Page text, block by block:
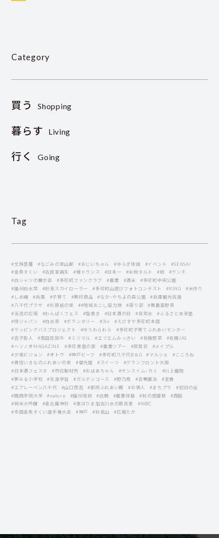
Category
買う Shopping
暮らす Living
行く Going
Tag
#文殊菩薩 #なごみの里山都 #おじいちゃん #ゆらぎ体操 #イベント
#SENSAI
#金魚すくい
#古民家再生 #縁トランス #日本一 #米粉タルト #紡
#ランチ
#白シャツの展示会
#多可町ファンクラブ #農業 #酒米
#多可町中央公園
#播州白水菜
#妙見スカイローラー #多可町山遊びフォトコンテスト #KING
#米作り
#しめ縄
#兵庫 #子育て #無印良品 #なか・やちよの森公園
#兵庫観光百選
#八千代プラザ
#杉原紙の里 ##地域おこし協力隊 #語り部
#無農薬野菜
#渓流の広場
#わんぱくフェス #塩焼き #日本酒の日 #百年水
#ふるさと未来塾
#侍ジャパン
#白水菜 #ボランタリー #3ix
#えびすや多可町本店
#ラッピングバスプロジェクト
#ゆうわらわら
#多可町子育てふれあいセンター
#吉子彰人
#黒田庄和牛 #ミツマル #エフエムみっきい #有機野菜
#有機JAS
#ヘソノオMAGAZINE
#多可青雲の家 #農業ツアー #年賀状
#メイプル
#夕張ビジョン
#オトウ #神戸ビーフ #多可町八千代B＆G #マルシェ
#こころね
#青垣いきものふれあいの里
#福光屋 #スイーツ
#グランフロント大阪
#日本酒フェスタ
#市位製材所 #おばあちゃん #サンスイム・カミ
#川上織物
#夢みる小学校
#生涯学習 #ガルテンコース #野乃鳥 #合鴨農法
#定食
#エアレーベン八千代
#山口茂吉 #那珂ふれあい館 #お祷人 #まちプラ
#初日の出
#関西学院大学
#nature #播州地卵 #白鶴 #農業体験 #秋の感謝祭
#西脇
#純米大吟醸
#金比羅神社 #東はりま加古川水の新百景
#WBC
#全国金魚すくい選手権大会
#神戸 #妙見山 #広報たか